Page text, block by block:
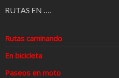
RUTAS EN ….
Rutas caminando
En bicicleta
Paseos en moto